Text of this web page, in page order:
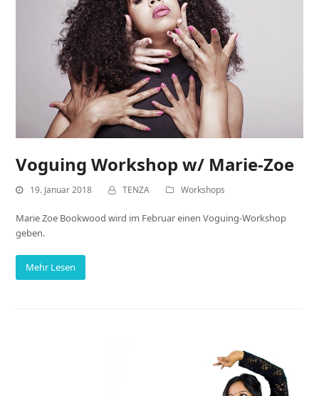
Voguing Workshop w/ Marie-Zoe
19. Januar 2018 TENZA Workshops
Marie Zoe Bookwood wird im Februar einen Voguing-Workshop
geben.
Mehr Lesen